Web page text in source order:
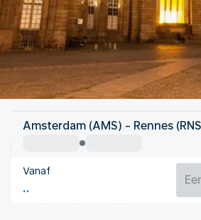
Frankrijk
Rennes
Frankrijk
Vluchttijd
Amsterdam (AMS) - Rennes
Vanaf